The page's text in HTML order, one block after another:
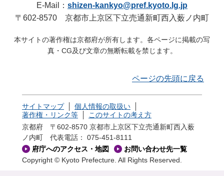
E-Mail： shizen-kankyo@pref.kyoto.lg.jp
〒602-8570 京都市上京区下立売通新町西入薮ノ内町
本サイトの著作権は京都府が所有します。各ページに掲載の写
真・CG及び文章の無断転載を禁じます。
ページの先頭に戻る
サイトマップ
個人情報の取扱い
著作権・リンク等
このサイトの考え方
京都府 〒602-8570 京都市上京区下立売通新町西入薮
ノ内町
代表電話： 075-451-8111
府庁へのアクセス・地図
お問い合わせ先一覧
Copyright © Kyoto Prefecture. All Rights Reserved.